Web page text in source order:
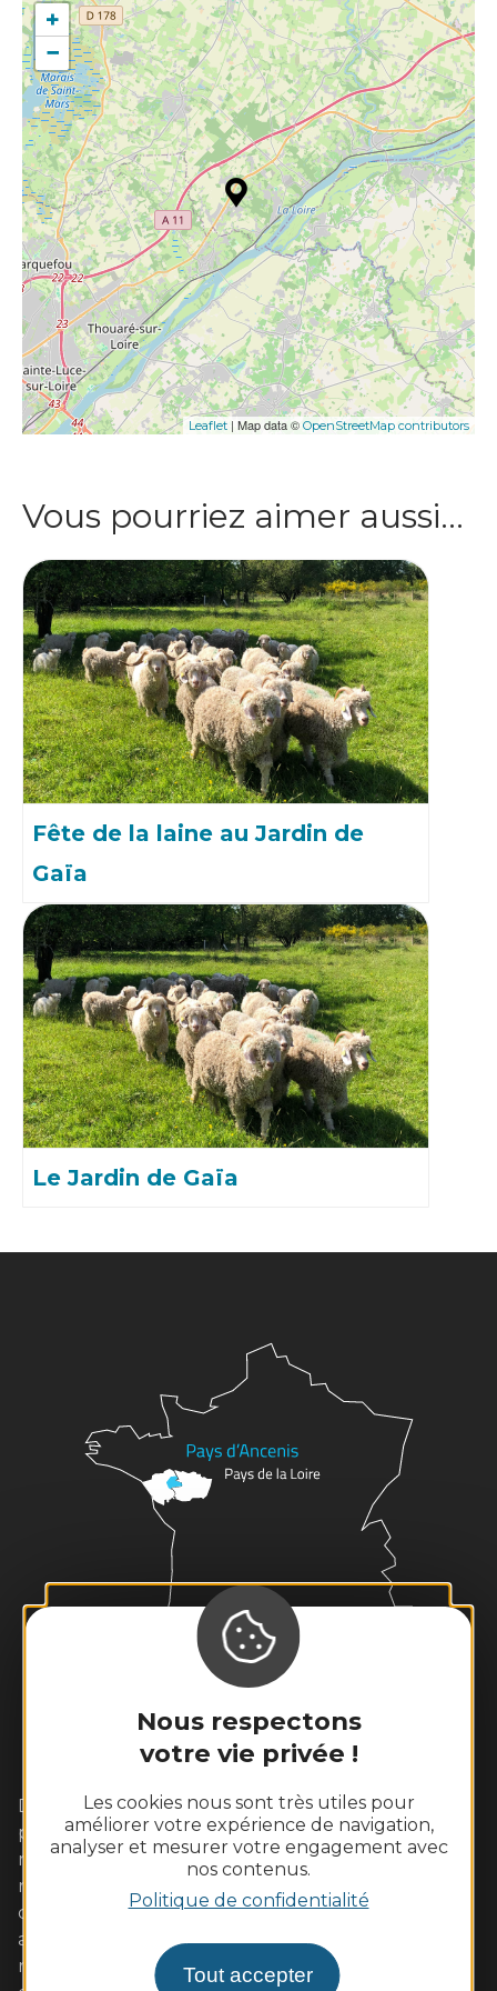
Nous respectons
votre vie privée !
Les cookies nous sont très utiles pour
améliorer votre expérience de navigation,
analyser et mesurer votre engagement avec
nos contenus.
Politique de confidentialité
Tout accepter
+
−
Leaflet | Map data © OpenStreetMap contributors
Vous pourriez aimer aussi…
Fête de la laine au Jardin de
Gaïa
Le Jardin de Gaïa
Dans cet écrin de Loire sauvage aux coteaux
plantés de vignes, vivez pleinement un week-end
romantique avec votre amoureux. Les familles s'y
retrouveront également avec plaisir autour
d'activités de pleine nature ou des visites adaptées
aux enfants. Les gourmands tout autant dans nos
restaurants de qualité aux saveurs locales (poulet